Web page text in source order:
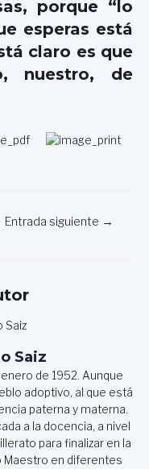
porque “lo
esperas está
claro es que
nuestro, de
Entrada siguiente →
Saiz
de 1952. Aunque
adoptivo, al que está
paterna y materna.
a la docencia, a nivel
para finalizar en la
Maestro en diferentes